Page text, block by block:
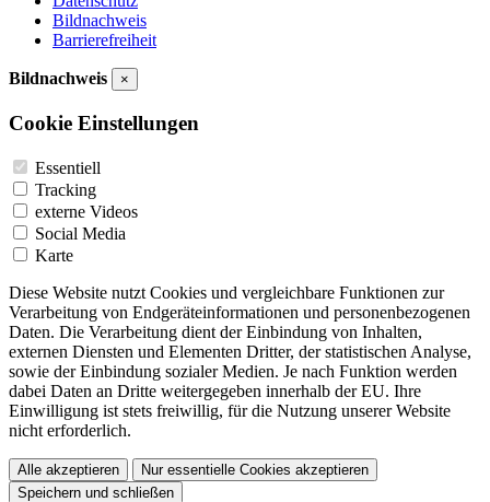
Bildnachweis
Barrierefreiheit
Bildnachweis ×
Cookie Einstellungen
Essentiell
Tracking
externe Videos
Social Media
Karte
Diese Website nutzt Cookies und vergleichbare Funktionen zur
Verarbeitung von Endgeräteinformationen und personenbezogenen
Daten. Die Verarbeitung dient der Einbindung von Inhalten,
externen Diensten und Elementen Dritter, der statistischen Analyse,
sowie der Einbindung sozialer Medien. Je nach Funktion werden
dabei Daten an Dritte weitergegeben innerhalb der EU. Ihre
Einwilligung ist stets freiwillig, für die Nutzung unserer Website
nicht erforderlich.
Alle akzeptieren
Nur essentielle Cookies akzeptieren
Speichern und schließen